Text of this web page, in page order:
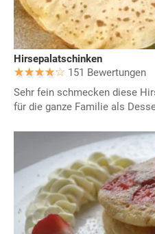
Hirsepalatschinken
151 Bewertungen
Sehr fein schmecken diese
für die ganze Familie als